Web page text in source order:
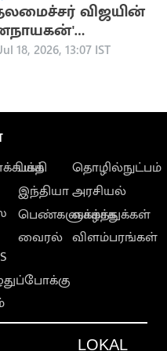
விஜயின்
18, 2026, 13:07 IST
பக்தி
இந்தியா
பெண்களுக்காக
வைரல்
தொழில்நுட்பம்
அரசியல்
வாழ்த்துக்கள்
விளம்பரங்கள்
LOKAL